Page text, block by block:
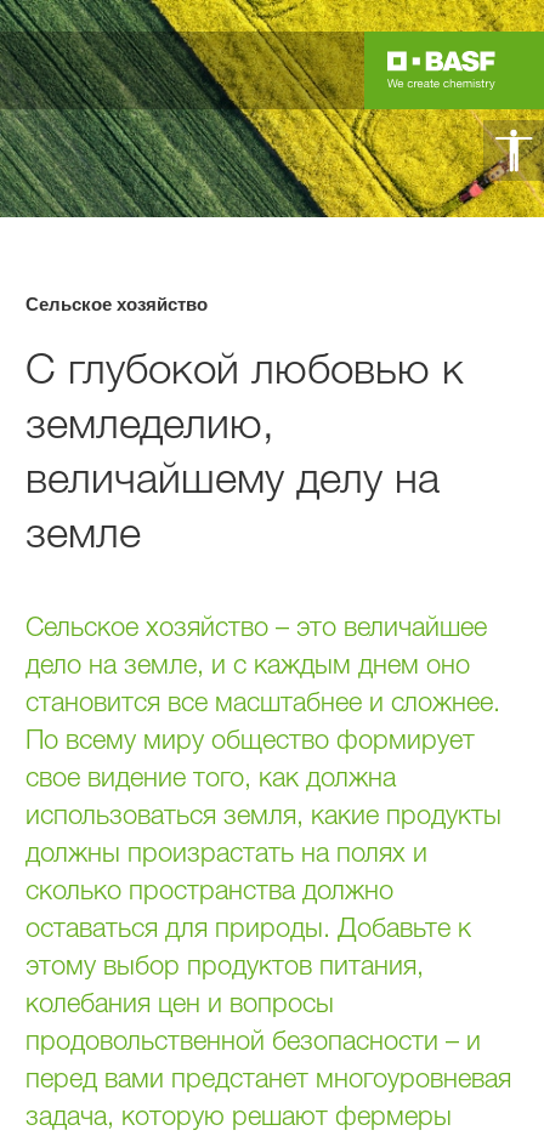
Сельское хозяйство
С глубокой любовью к
земледелию,
величайшему делу на
земле
Сельское хозяйство – это величайшее
дело на земле, и с каждым днем оно
становится все масштабнее и сложнее.
По всему миру общество формирует
свое видение того, как должна
использоваться земля, какие продукты
должны произрастать на полях и
сколько пространства должно
оставаться для природы. Добавьте к
этому выбор продуктов питания,
колебания цен и вопросы
продовольственной безопасности – и
перед вами предстанет многоуровневая
задача, которую решают фермеры